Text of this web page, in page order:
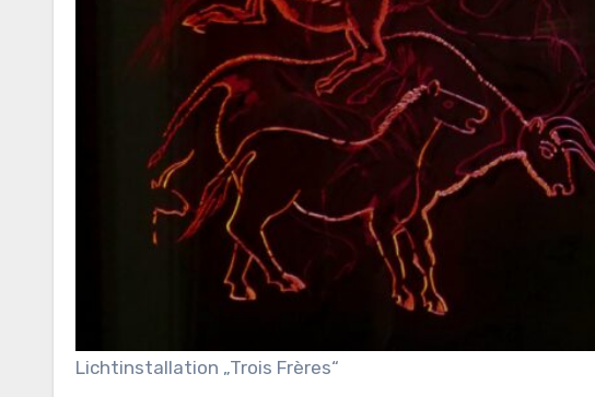
Lichtinstallation „Trois Frères“